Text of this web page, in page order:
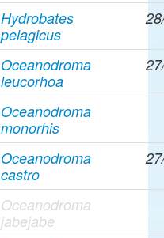
Hydrobates
pelagicus
Oceanodroma
leucorhoa
Oceanodroma
monorhis
Oceanodroma
castro
Oceanodroma
jabejabe